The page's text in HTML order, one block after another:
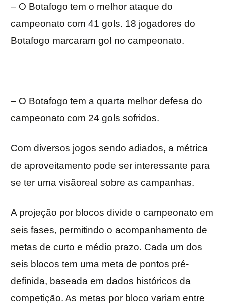
– O Botafogo tem o melhor ataque do
campeonato com 41 gols. 18 jogadores do
Botafogo marcaram gol no campeonato.
– O Botafogo tem a quarta melhor defesa do
campeonato com 24 gols sofridos.
Com diversos jogos sendo adiados, a métrica
de aproveitamento pode ser interessante para
se ter uma visãoreal sobre as campanhas.
A projeção por blocos divide o campeonato em
seis fases, permitindo o acompanhamento de
metas de curto e médio prazo. Cada um dos
seis blocos tem uma meta de pontos pré-
definida, baseada em dados históricos da
competição. As metas por bloco variam entre